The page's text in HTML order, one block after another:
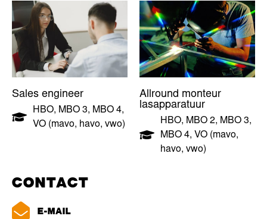
Sales engineer
HBO, MBO 3, MBO 4,
VO (mavo, havo, vwo)
Allround monteur
lasapparatuur
HBO, MBO 2, MBO 3,
MBO 4, VO (mavo,
havo, vwo)
CONTACT
E-MAIL